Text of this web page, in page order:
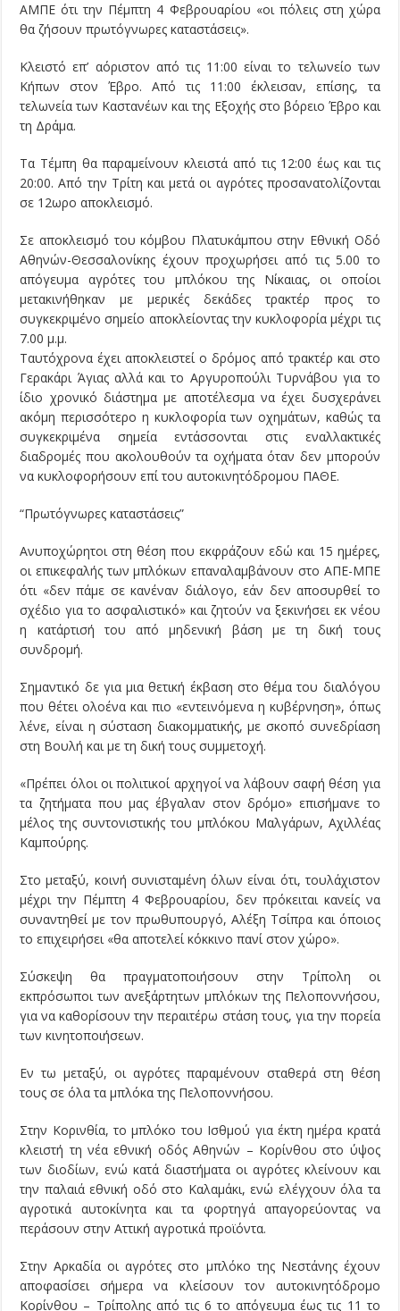
ΑΜΠΕ ότι την Πέμπτη 4 Φεβρουαρίου «οι πόλεις στη χώρα
θα ζήσουν πρωτόγνωρες καταστάσεις».
Κλειστό επ’ αόριστον από τις 11:00 είναι το τελωνείο των
Κήπων στον Έβρο. Από τις 11:00 έκλεισαν, επίσης, τα
τελωνεία των Καστανέων και της Εξοχής στο βόρειο Έβρο και
τη Δράμα.
Τα Τέμπη θα παραμείνουν κλειστά από τις 12:00 έως και τις
20:00. Από την Τρίτη και μετά οι αγρότες προσανατολίζονται
σε 12ωρο αποκλεισμό.
Σε αποκλεισμό του κόμβου Πλατυκάμπου στην Εθνική Οδό
Αθηνών-Θεσσαλονίκης έχουν προχωρήσει από τις 5.00 το
απόγευμα αγρότες του μπλόκου της Νίκαιας, οι οποίοι
μετακινήθηκαν με μερικές δεκάδες τρακτέρ προς το
συγκεκριμένο σημείο αποκλείοντας την κυκλοφορία μέχρι τις
7.00 μ.μ.
Ταυτόχρονα έχει αποκλειστεί ο δρόμος από τρακτέρ και στο
Γερακάρι Άγιας αλλά και το Αργυροπούλι Τυρνάβου για το
ίδιο χρονικό διάστημα με αποτέλεσμα να έχει δυσχεράνει
ακόμη περισσότερο η κυκλοφορία των οχημάτων, καθώς τα
συγκεκριμένα σημεία εντάσσονται στις εναλλακτικές
διαδρομές που ακολουθούν τα οχήματα όταν δεν μπορούν
να κυκλοφορήσουν επί του αυτοκινητόδρομου ΠΑΘΕ.
“Πρωτόγνωρες καταστάσεις”
Ανυποχώρητοι στη θέση που εκφράζουν εδώ και 15 ημέρες,
οι επικεφαλής των μπλόκων επαναλαμβάνουν στο ΑΠΕ-ΜΠΕ
ότι «δεν πάμε σε κανέναν διάλογο, εάν δεν αποσυρθεί το
σχέδιο για το ασφαλιστικό» και ζητούν να ξεκινήσει εκ νέου
η κατάρτισή του από μηδενική βάση με τη δική τους
συνδρομή.
Σημαντικό δε για μια θετική έκβαση στο θέμα του διαλόγου
που θέτει ολοένα και πιο «εντεινόμενα η κυβέρνηση», όπως
λένε, είναι η σύσταση διακομματικής, με σκοπό συνεδρίαση
στη Βουλή και με τη δική τους συμμετοχή.
«Πρέπει όλοι οι πολιτικοί αρχηγοί να λάβουν σαφή θέση για
τα ζητήματα που μας έβγαλαν στον δρόμο» επισήμανε το
μέλος της συντονιστικής του μπλόκου Μαλγάρων, Αχιλλέας
Καμπούρης.
Στο μεταξύ, κοινή συνισταμένη όλων είναι ότι, τουλάχιστον
μέχρι την Πέμπτη 4 Φεβρουαρίου, δεν πρόκειται κανείς να
συναντηθεί με τον πρωθυπουργό, Αλέξη Τσίπρα και όποιος
το επιχειρήσει «θα αποτελεί κόκκινο πανί στον χώρο».
Σύσκεψη θα πραγματοποιήσουν στην Τρίπολη οι
εκπρόσωποι των ανεξάρτητων μπλόκων της Πελοποννήσου,
για να καθορίσουν την περαιτέρω στάση τους, για την πορεία
των κινητοποιήσεων.
Εν τω μεταξύ, οι αγρότες παραμένουν σταθερά στη θέση
τους σε όλα τα μπλόκα της Πελοποννήσου.
Στην Κορινθία, το μπλόκο του Ισθμού για έκτη ημέρα κρατά
κλειστή τη νέα εθνική οδός Αθηνών – Κορίνθου στο ύψος
των διοδίων, ενώ κατά διαστήματα οι αγρότες κλείνουν και
την παλαιά εθνική οδό στο Καλαμάκι, ενώ ελέγχουν όλα τα
αγροτικά αυτοκίνητα και τα φορτηγά απαγορεύοντας να
περάσουν στην Αττική αγροτικά προϊόντα.
Στην Αρκαδία οι αγρότες στο μπλόκο της Νεστάνης έχουν
αποφασίσει σήμερα να κλείσουν τον αυτοκινητόδρομο
Κορίνθου – Τρίπολης από τις 6 το απόγευμα έως τις 11 το